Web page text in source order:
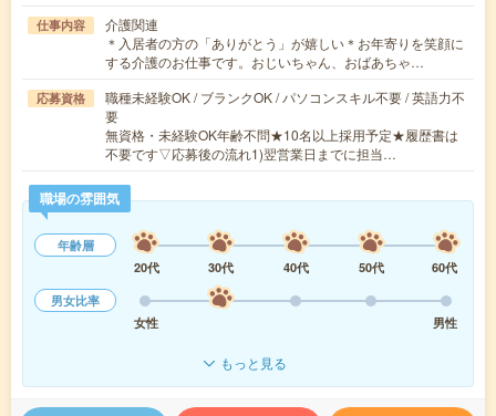
仕事内容
介護関連
＊入居者の方の「ありがとう」が嬉しい＊お年寄りを笑顔に
する介護のお仕事です。おじいちゃん、おばあちゃ…
応募資格
職種未経験OK / ブランクOK / パソコンスキル不要 / 英語力不
要
無資格・未経験OK年齢不問★10名以上採用予定★履歴書は
不要です▽応募後の流れ1)翌営業日までに担当…
職場の雰囲気
年齢層
20代
30代 40代 50代
60代
男女比率
女性
男性
もっと見る